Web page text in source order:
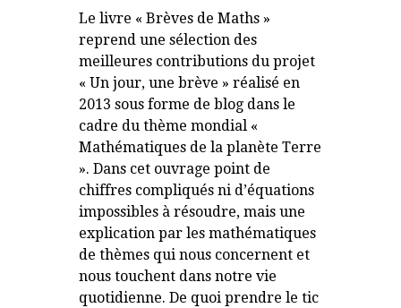
Le livre « Brèves de Maths »
reprend une sélection des
meilleures contributions du projet
« Un jour, une brève » réalisé en
2013 sous forme de blog dans le
cadre du thème mondial «
Mathématiques de la planète Terre
». Dans cet ouvrage point de
chiffres compliqués ni d’équations
impossibles à résoudre, mais une
explication par les mathématiques
de thèmes qui nous concernent et
nous touchent dans notre vie
quotidienne. De quoi prendre le tic